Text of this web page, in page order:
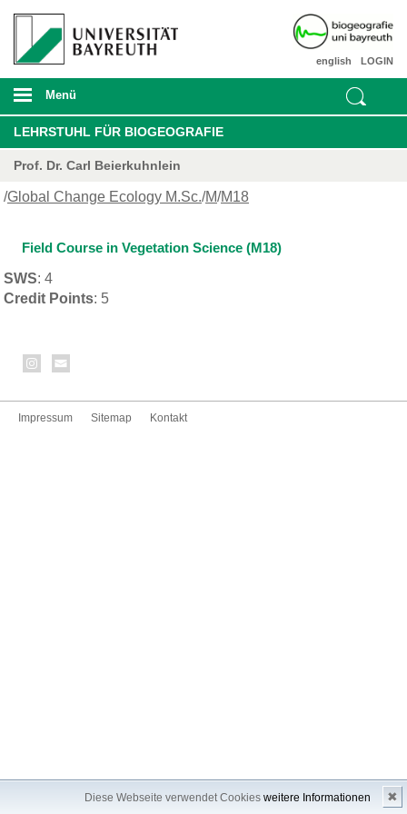
Diese Webseite verwendet Cookies weitere Informationen ✖
LOGIN
english
Menü
LEHRSTUHL FÜR BIOGEOGRAFIE
Prof. Dr. Carl Beierkuhnlein
/Global Change Ecology M.Sc./M/M18
Field Course in Vegetation Science (M18)
SWS: 4
Credit Points: 5
Impressum Sitemap Kontakt